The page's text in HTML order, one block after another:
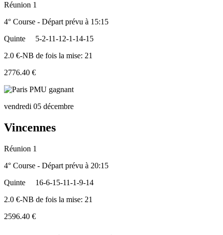
Réunion 1
4° Course - Départ prévu à 15:15
Quinte
5-2-11-12-1-14-15
2.0 €-NB de fois la mise: 21
2776.40 €
vendredi 05 décembre
Vincennes
Réunion 1
4° Course - Départ prévu à 20:15
Quinte
16-6-15-11-1-9-14
2.0 €-NB de fois la mise: 21
2596.40 €